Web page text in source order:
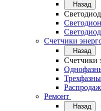
Назад
Счетчики
Назад
Счетчики
Ремонт
Назад